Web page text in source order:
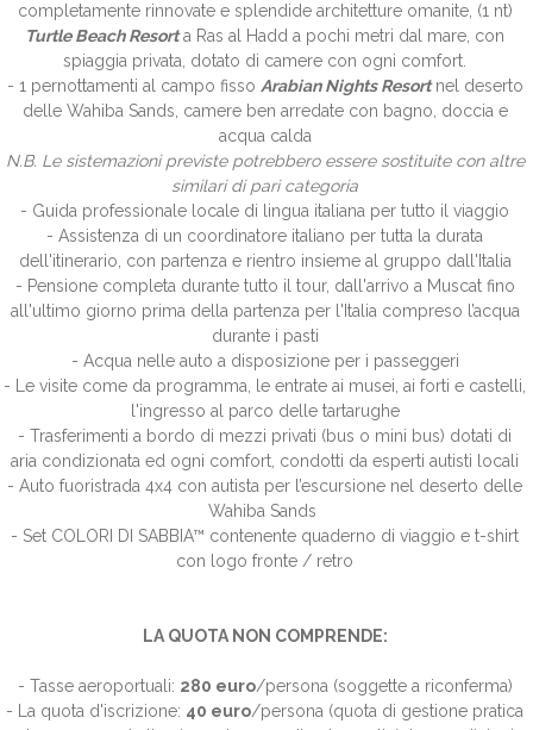
completamente rinnovate e splendide architetture omanite, (1 nt)
Turtle Beach Resorta Ras al Hadd a pochi metri dal mare, con
spiaggia privata, dotato di camere con ogni comfort.
- 1 pernottamenti al campo fisso Arabian Nights Resortnel deserto
delle Wahiba Sands, camere ben arredate con bagno, doccia e
acqua calda
N.B. Le sistemazioni previste potrebbero essere sostituite con altre
similari di pari categoria
- Guida professionale locale di lingua italiana per tutto il viaggio
- Assistenza di un coordinatore italiano per tutta la durata
dell'itinerario, con partenza e rientro insieme al gruppo dall'Italia
- Pensione completa durante tutto il tour, dall'arrivo a Muscat fino
all'ultimo giorno prima della partenza per l'Italia compreso l’acqua
durante i pasti
- Acqua nelle auto a disposizione per i passeggeri
- Le visite come da programma, le entrate ai musei, ai forti e castelli,
l'ingresso al parco delle tartarughe
- Trasferimenti a bordo di mezzi privati (bus o mini bus) dotati di
aria condizionata ed ogni comfort, condotti da esperti autisti locali
- Auto fuoristrada 4x4 con autista per l’escursione nel deserto delle
Wahiba Sands
- Set COLORI DI SABBIA™ contenente quaderno di viaggio e t-shirt
con logo fronte / retro
LA QUOTA NON COMPRENDE:
- Tasse aeroportuali: 280 euro/persona (soggette a riconferma)
- La quota d'iscrizione: 40 euro/persona (quota di gestione pratica